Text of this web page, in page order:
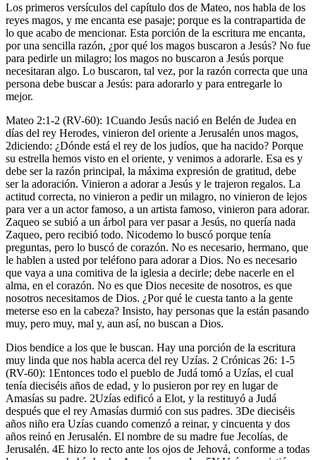
Los primeros versículos del capítulo dos de Mateo, nos habla de los
reyes magos, y me encanta ese pasaje; porque es la contrapartida de
lo que acabo de mencionar. Esta porción de la escritura me encanta,
por una sencilla razón, ¿por qué los magos buscaron a Jesús? No fue
para pedirle un milagro; los magos no buscaron a Jesús porque
necesitaran algo. Lo buscaron, tal vez, por la razón correcta que una
persona debe buscar a Jesús: para adorarlo y para entregarle lo
mejor.
Mateo 2:1-2 (RV-60): 1Cuando Jesús nació en Belén de Judea en
días del rey Herodes, vinieron del oriente a Jerusalén unos magos,
2diciendo: ¿Dónde está el rey de los judíos, que ha nacido? Porque
su estrella hemos visto en el oriente, y venimos a adorarle. Esa es y
debe ser la razón principal, la máxima expresión de gratitud, debe
ser la adoración. Vinieron a adorar a Jesús y le trajeron regalos. La
actitud correcta, no vinieron a pedir un milagro, no vinieron de lejos
para ver a un actor famoso, a un artista famoso, vinieron para adorar.
Zaqueo se subió a un árbol para ver pasar a Jesús, no quería nada
Zaqueo, pero recibió todo. Nicodemo lo buscó porque tenía
preguntas, pero lo buscó de corazón. No es necesario, hermano, que
le hablen a usted por teléfono para adorar a Dios. No es necesario
que vaya a una comitiva de la iglesia a decirle; debe nacerle en el
alma, en el corazón. No es que Dios necesite de nosotros, es que
nosotros necesitamos de Dios. ¿Por qué le cuesta tanto a la gente
meterse eso en la cabeza? Insisto, hay personas que la están pasando
muy, pero muy, mal y, aun así, no buscan a Dios.
Dios bendice a los que le buscan. Hay una porción de la escritura
muy linda que nos habla acerca del rey Uzías. 2 Crónicas 26: 1-5
(RV-60): 1Entonces todo el pueblo de Judá tomó a Uzías, el cual
tenía dieciséis años de edad, y lo pusieron por rey en lugar de
Amasías su padre. 2Uzías edificó a Elot, y la restituyó a Judá
después que el rey Amasías durmió con sus padres. 3De dieciséis
años niño era Uzías cuando comenzó a reinar, y cincuenta y dos
años reinó en Jerusalén. El nombre de su madre fue Jecolías, de
Jerusalén. 4E hizo lo recto ante los ojos de Jehová, conforme a todas